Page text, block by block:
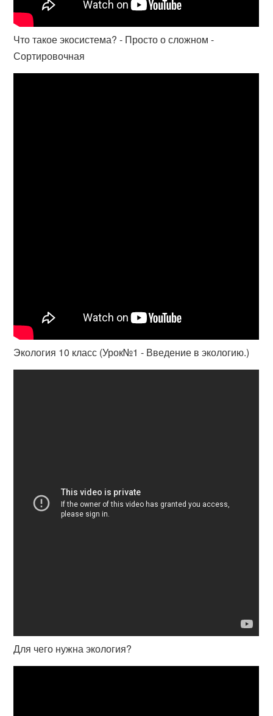
Что такое экосистема? - Просто о сложном -
Сортировочная
Экология 10 класс (Урок№1 - Введение в экологию.)
Для чего нужна экология?